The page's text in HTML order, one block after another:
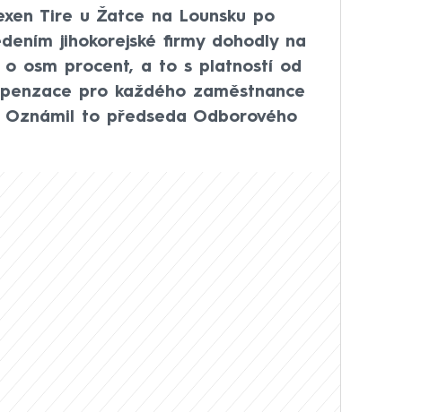
Tire u Žatce na Lounsku po
jihokorejské firmy dohodly na
o osm procent, a to s platností od
pro každého zaměstnance
to předseda Odborového